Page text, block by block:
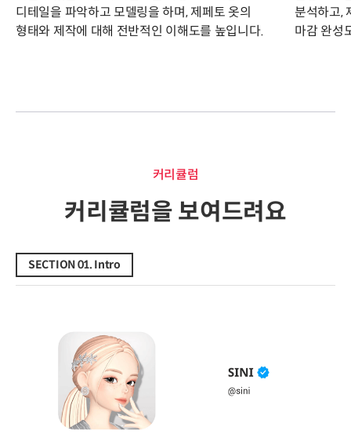
디테일을 파악하고 모델링을 하며, 제페토 옷의
형태와 제작에 대해 전반적인 이해도를 높입니다.
분석하고,
마감 완성
커리큘럼
커리큘럼을 보여드려요
SECTION 01. Intro